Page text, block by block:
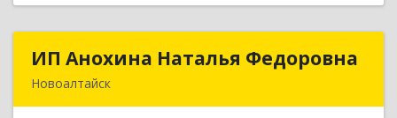
ИП Анохина Наталья Федоровна
Новоалтайск
ИП Анохина Наталья Федоровна